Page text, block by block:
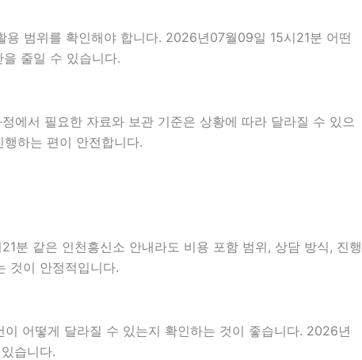
범위를 확인해야 합니다. 2026년07월09일 15시21분 어떤
줄일 수 있습니다.
에서 필요한 자료와 보관 기준은 상황에 따라 달라질 수 있으
하는 편이 안전합니다.
분 같은 인천흥신소 안내라도 비용 포함 범위, 상담 방식, 진행
것이 안정적입니다.
어떻게 달라질 수 있는지 확인하는 것이 좋습니다. 2026년
습니다.